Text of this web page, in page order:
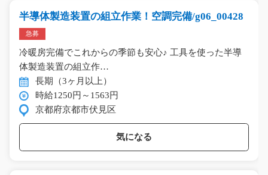
半導体製造装置の組立作業！空調完備/g06_00428
急募
冷暖房完備でこれからの季節も安心♪ 工具を使った半導
体製造装置の組立作…
長期（3ヶ月以上）
時給1250円～1563円
京都府京都市伏見区
気になる